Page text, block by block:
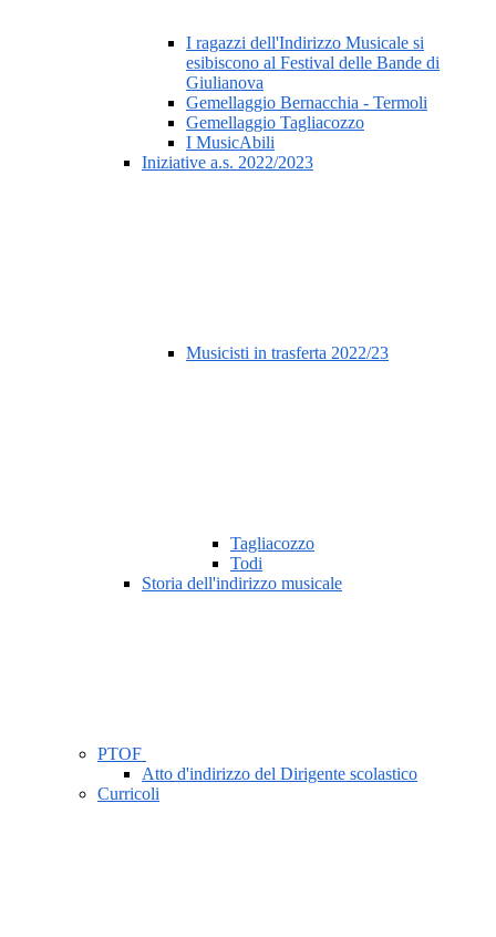
I ragazzi dell'Indirizzo Musicale si
esibiscono al Festival delle Bande di
Giulianova
Gemellaggio Bernacchia - Termoli
Gemellaggio Tagliacozzo
I MusicAbili
Iniziative a.s. 2022/2023
Musicisti in trasferta 2022/23
Tagliacozzo
Todi
Storia dell'indirizzo musicale
PTOF
Atto d'indirizzo del Dirigente scolastico
Curricoli